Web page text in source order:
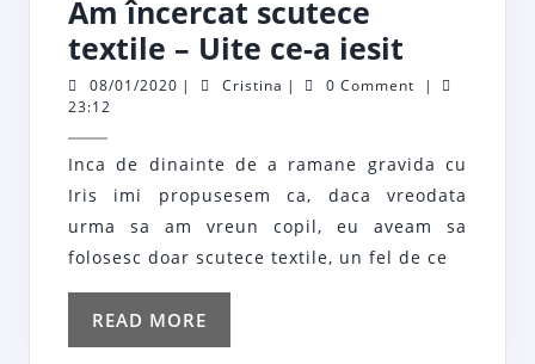
Am încercat scutece
textile – Uite ce-a iesit
încercat
textile
–
Uite
ce-
08/01/2020 08/01/2020
| Cristina Cristina
| 0 Comment
|
23:12
Inca de dinainte de a ramane gravida cu
Iris imi propusesem ca, daca vreodata
urma sa am vreun copil, eu aveam sa
folosesc doar scutece textile, un fel de ce
READ MORE
MORE